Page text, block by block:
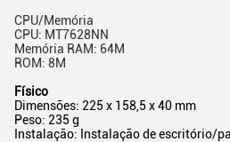
CPU/Memória
CPU: MT7628NN
Memória RAM: 64M
ROM: 8M
Físico
Dimensões: 225 x 158,5 x 40 mm
Peso: 235 g
Instalação: Instalação de escritório/